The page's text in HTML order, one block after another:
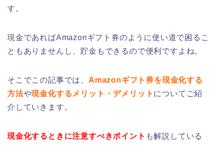
す。
現金であればAmazonギフト券のように使い道で困るこ
ともありませんし、貯金もできるので便利ですよね。
そこでこの記事では、 Amazonギフト券を現金化する
方法や現金化するメリット・デメリット についてご紹
介していきます。
現金化するときに注意すべきポイント も解説している